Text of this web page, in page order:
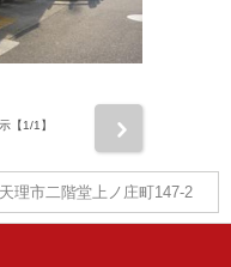
【1/1】
理市二階堂上ノ庄町147-2